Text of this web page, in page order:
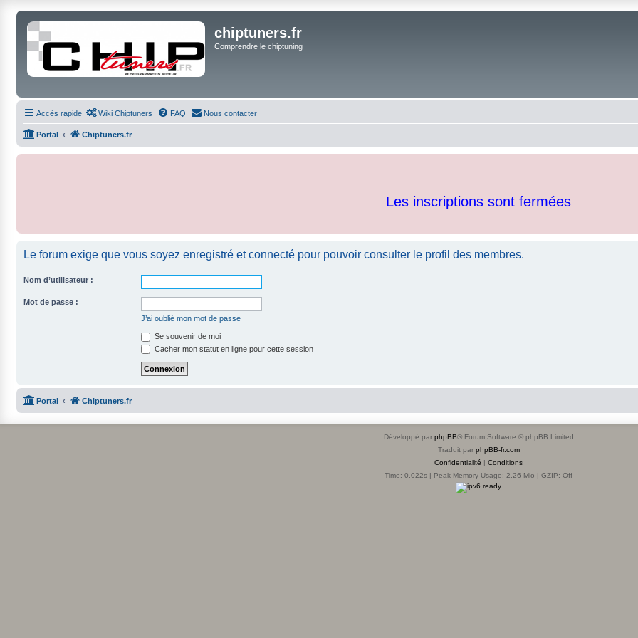
chiptuners.fr
Comprendre le chiptuning
Accès rapide Wiki Chiptuners FAQ Nous contacter
Portal Chiptuners.fr
Les inscriptions sont fermées
Le forum exige que vous soyez enregistré et connecté pour pouvoir consulter le profil des membres.
Nom d’utilisateur :
Mot de passe :
J’ai oublié mon mot de passe
Se souvenir de moi
Cacher mon statut en ligne pour cette session
Portal Chiptuners.fr
Développé par phpBB® Forum Software © phpBB Limited
Traduit par phpBB-fr.com
Confidentialité | Conditions
Time: 0.022s | Peak Memory Usage: 2.26 Mio | GZIP: Off